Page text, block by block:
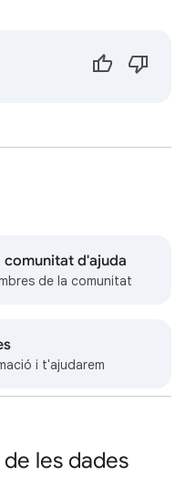
comunitat d'ajuda
de la comunitat
i t'ajudarem
les dades